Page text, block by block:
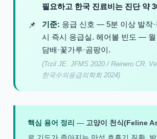
필요하고 한국 진료비는 진단 약
기준: 응급 신호 — 5분 이상 발작·
시 즉시 응급실. 헤어볼 빈도 — 월
담배·꽃가루·곰팡이.
(Trzil JE. JFMS 2020 / Reinero CR.
한국수의응급의학회 2024)
핵심 용어 정리 — 고양이 천식(Feline